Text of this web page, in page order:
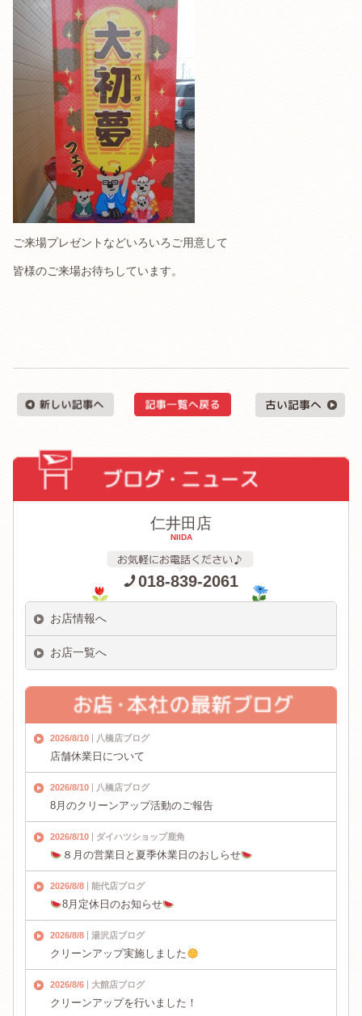
ご来場プレゼントなどいろいろご用意して
皆様のご来場お待ちしています。
仁井田店
NIIDA
018-839-2061
お店情報へ
お店一覧へ
2026/8/10 八橋店ブログ
店舗休業日について
2026/8/10 八橋店ブログ
8月のクリーンアップ活動のご報告
2026/8/10 ダイハツショップ鹿角
８月の営業日と夏季休業日のおしらせ
2026/8/8 能代店ブログ
8月定休日のお知らせ
2026/8/8 湯沢店ブログ
クリーンアップ実施しました
2026/8/6 大館店ブログ
クリーンアップを行いました！